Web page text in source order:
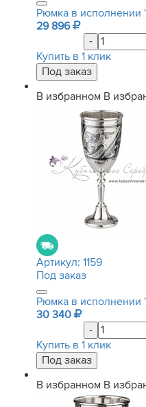
Рюмка в исполнении
29 896
-
Купить в 1 клик
В избранном В
Артикул: 1159
Под заказ
Рюмка в исполнении
30 340
-
Купить в 1 клик
В избранном В